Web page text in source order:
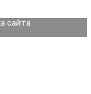
сайта